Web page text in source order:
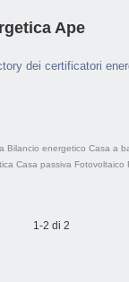
Ape
dei certificatori
Bilancio energetico Casa a
Casa passiva Fotovoltaico
1-2 di 2